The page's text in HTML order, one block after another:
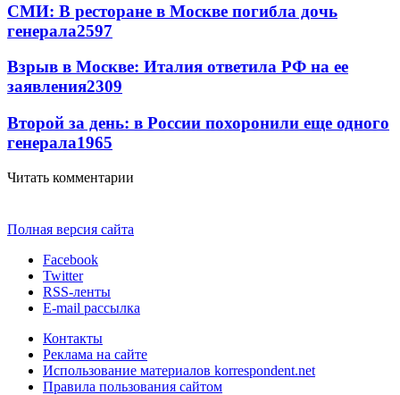
СМИ: В ресторане в Москве погибла дочь
генерала2597
Взрыв в Москве: Италия ответила РФ на ее
заявления2309
Второй за день: в России похоронили еще одного
генерала1965
Читать комментарии
Полная версия сайта
Facebook
Twitter
RSS-ленты
E-mail рассылка
Контакты
Реклама на сайте
Использование материалов korrespondent.net
Правила пользования сайтом